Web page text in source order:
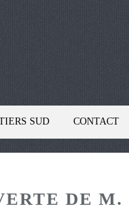
SUD CONTACT
DE M.